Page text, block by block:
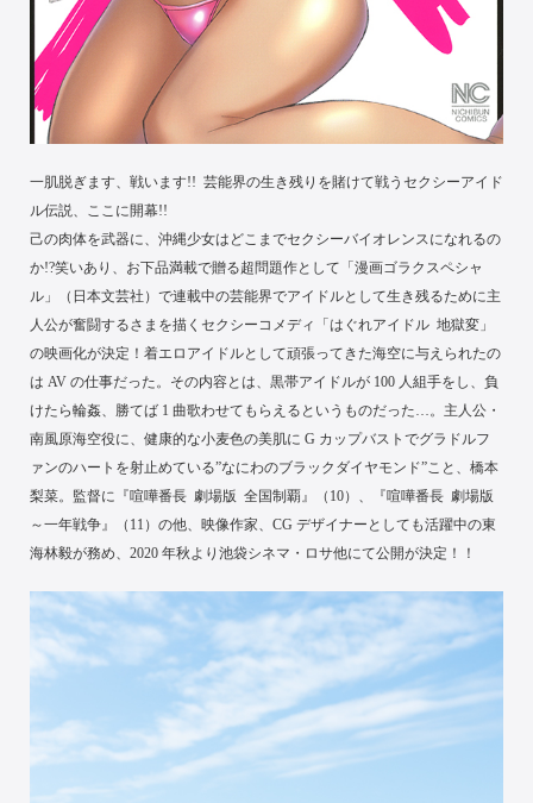
一肌脱ぎます、戦います!! 芸能界の生き残りを賭けて戦うセクシーアイド
ル伝説、ここに開幕!!
己の肉体を武器に、沖縄少女はどこまでセクシーバイオレンスになれるの
か!?笑いあり、お下品満載で贈る超問題作として「漫画ゴラクスペシャ
ル」（日本文芸社）で連載中の芸能界でアイドルとして生き残るために主
人公が奮闘するさまを描くセクシーコメディ「はぐれアイドル 地獄変」
の映画化が決定！着エロアイドルとして頑張ってきた海空に与えられたの
は AV の仕事だった。その内容とは、黒帯アイドルが 100 人組手をし、負
けたら輪姦、勝てば 1 曲歌わせてもらえるというものだった…。主人公・
南風原海空役に、健康的な小麦色の美肌に G カップバストでグラドルフ
ァンのハートを射止めている”なにわのブラックダイヤモンド”こと、橋本
梨菜。監督に『喧嘩番長 劇場版 全国制覇』（10）、『喧嘩番長 劇場版
～一年戦争』（11）の他、映像作家、CG デザイナーとしても活躍中の東
海林毅が務め、2020 年秋より池袋シネマ・ロサ他にて公開が決定！！